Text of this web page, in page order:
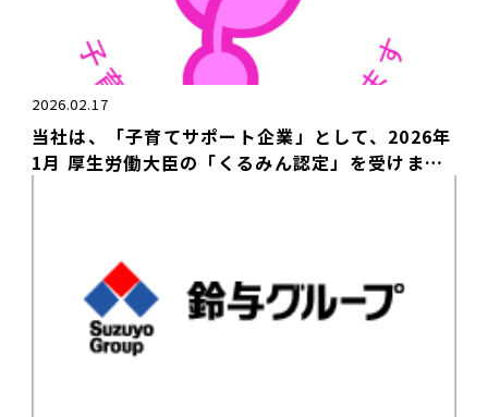
2026.02.17
当社は、「子育てサポート企業」として、2026年
1月 厚生労働大臣の「くるみん認定」を受けまし